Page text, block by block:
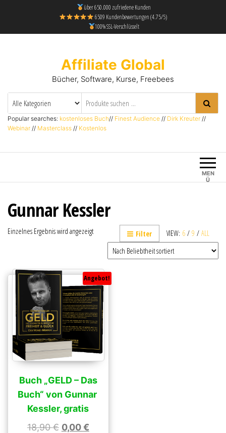
über 650.000 zufriedene Kunden
6509 Kundenbewertungen (4.75/5)
100% SSL-Verschlüsselt
Affiliate Global
Bücher, Software, Kurse, Freebees
Popular searches: kostenloses Buch// Finest Audience // Dirk Kreuter //
Webinar // Masterclass // Kostenlos
MEN
Ü
Gunnar Kessler
VIEW: 6 / 9 / ALL
Filter
Einzelnes Ergebnis wird angezeigt
Angebot!
Buch „GELD – Das
Buch“ von Gunnar ​
Kessler, gratis
18,90€ 0,00€